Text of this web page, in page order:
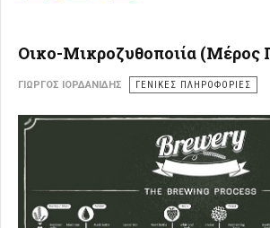
Οικο-Μικροζυθοποιία (Μέρος
ΓΙΏΡΓΟΣ ΙΟΡΔΑΝΊΔΗΣ ΓΕΝΙΚΕΣ ΠΛΗΡΟΦΟΡΙΕΣ